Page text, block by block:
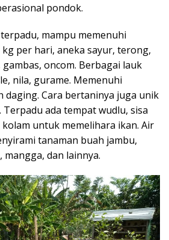
pondok.
mampu memenuhi
per hari, aneka sayur, terong,
gambas, oncom. Berbagai lauk
nila, gurame. Memenuhi
daging. Cara bertaninya juga unik
ada tempat wudlu, sisa
untuk memelihara ikan. Air
tanaman buah jambu,
dan lainnya.